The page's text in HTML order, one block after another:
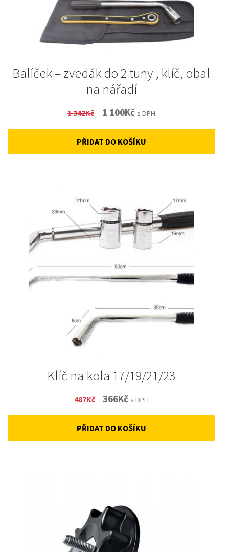
Balíček – zvedák do 2 tuny , klíč, obal
na nářadí
1 342Kč
Original
price
was:
1 100KčCurrent
price
is:
s DPH
PŘIDAT DO KOŠÍKU
Klíč na kola 17/19/21/23
487Kč
Original
price
was:
366KčCurrent
price
is:
s DPH
PŘIDAT DO KOŠÍKU